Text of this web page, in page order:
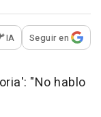
para
IA Seguir en
"No hablo